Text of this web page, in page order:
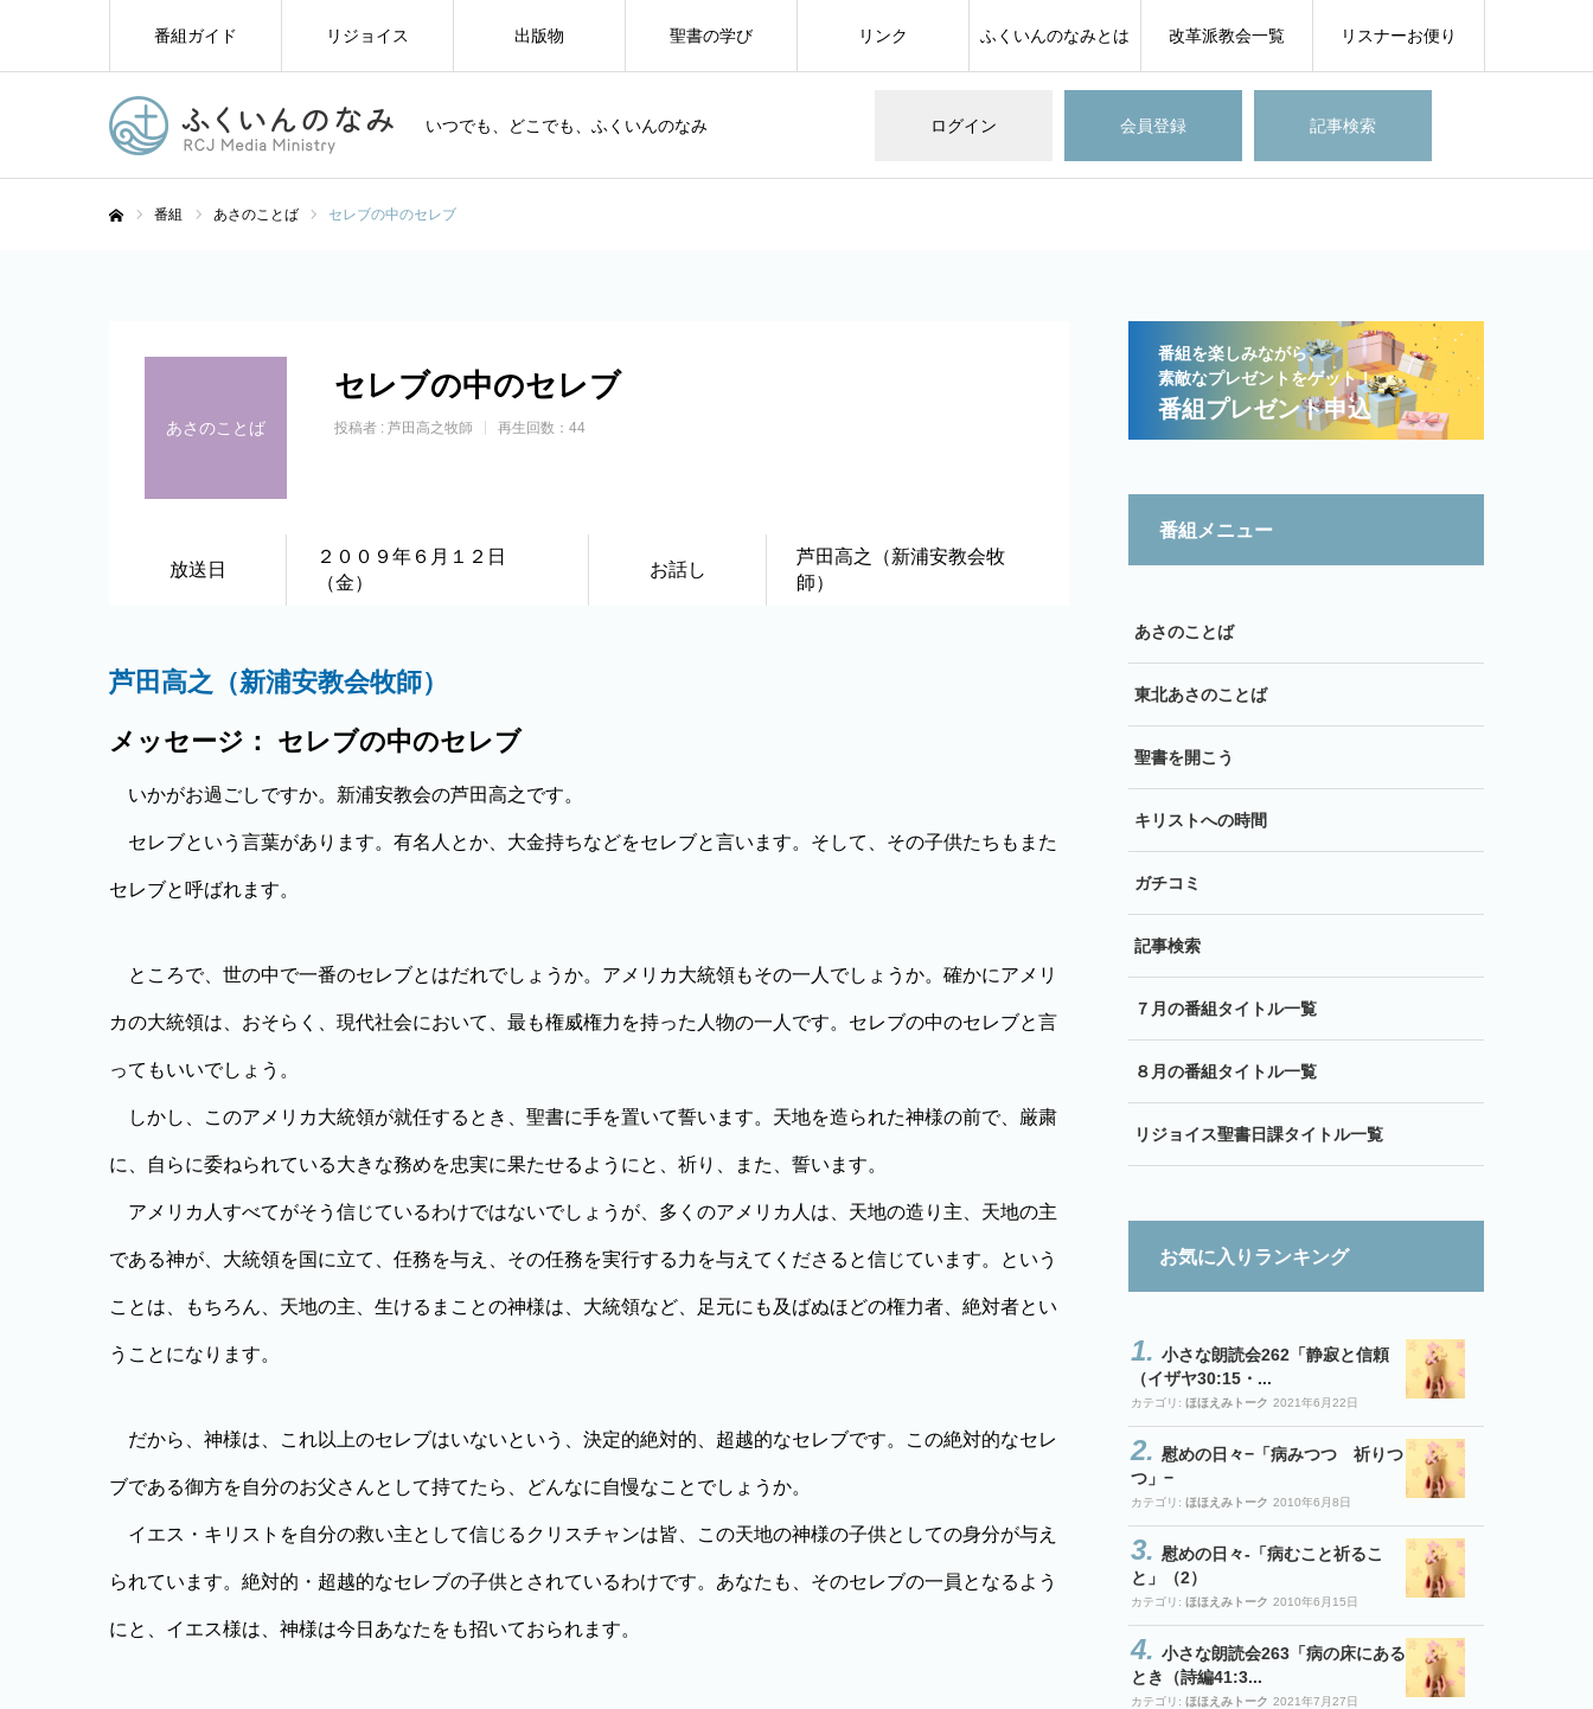
いつでも、どこでも、ふくいんのなみ ログイン 会員登録 記事検索
番組ガイド リジョイス 出版物 聖書の学び リンク ふくいんのなみとは 改革派教会一覧 リスナーお便り
番組 あさのことば セレブの中のセレブ
あさのことば
セレブの中のセレブ
投稿者 : 芦田高之牧師 再生回数：44
放送日
２００９年６月１２日
（金）
お話し
芦田高之（新浦安教会牧
師）
芦田高之（新浦安教会牧師）
メッセージ： セレブの中のセレブ
いかがお過ごしですか。新浦安教会の芦田高之です。
セレブという言葉があります。有名人とか、大金持ちなどをセレブと言います。そして、その子供たちもまた
セレブと呼ばれます。
ところで、世の中で一番のセレブとはだれでしょうか。アメリカ大統領もその一人でしょうか。確かにアメリ
カの大統領は、おそらく、現代社会において、最も権威権力を持った人物の一人です。セレブの中のセレブと言
ってもいいでしょう。
しかし、このアメリカ大統領が就任するとき、聖書に手を置いて誓います。天地を造られた神様の前で、厳粛
に、自らに委ねられている大きな務めを忠実に果たせるようにと、祈り、また、誓います。
アメリカ人すべてがそう信じているわけではないでしょうが、多くのアメリカ人は、天地の造り主、天地の主
である神が、大統領を国に立て、任務を与え、その任務を実行する力を与えてくださると信じています。という
ことは、もちろん、天地の主、生けるまことの神様は、大統領など、足元にも及ばぬほどの権力者、絶対者とい
うことになります。
だから、神様は、これ以上のセレブはいないという、決定的絶対的、超越的なセレブです。この絶対的なセレ
ブである御方を自分のお父さんとして持てたら、どんなに自慢なことでしょうか。
イエス・キリストを自分の救い主として信じるクリスチャンは皆、この天地の神様の子供としての身分が与え
られています。絶対的・超越的なセレブの子供とされているわけです。あなたも、そのセレブの一員となるよう
にと、イエス様は、神様は今日あなたをも招いておられます。
番組を楽しみながら、
素敵なプレゼントをゲット！
番組プレゼント申込
番組メニュー
あさのことば
東北あさのことば
聖書を開こう
キリストへの時間
ガチコミ
記事検索
７月の番組タイトル一覧
８月の番組タイトル一覧
リジョイス聖書日課タイトル一覧
お気に入りランキング
小さな朗読会262「静寂と信頼
（イザヤ30:15・...
カテゴリ: ほほえみトーク 2021年6月22日
慰めの日々−「病みつつ 祈りつ
つ」−
カテゴリ: ほほえみトーク 2010年6月8日
慰めの日々-「病むこと祈るこ
と」（2）
カテゴリ: ほほえみトーク 2010年6月15日
小さな朗読会263「病の床にある
とき（詩編41:3...
カテゴリ: ほほえみトーク 2021年7月27日